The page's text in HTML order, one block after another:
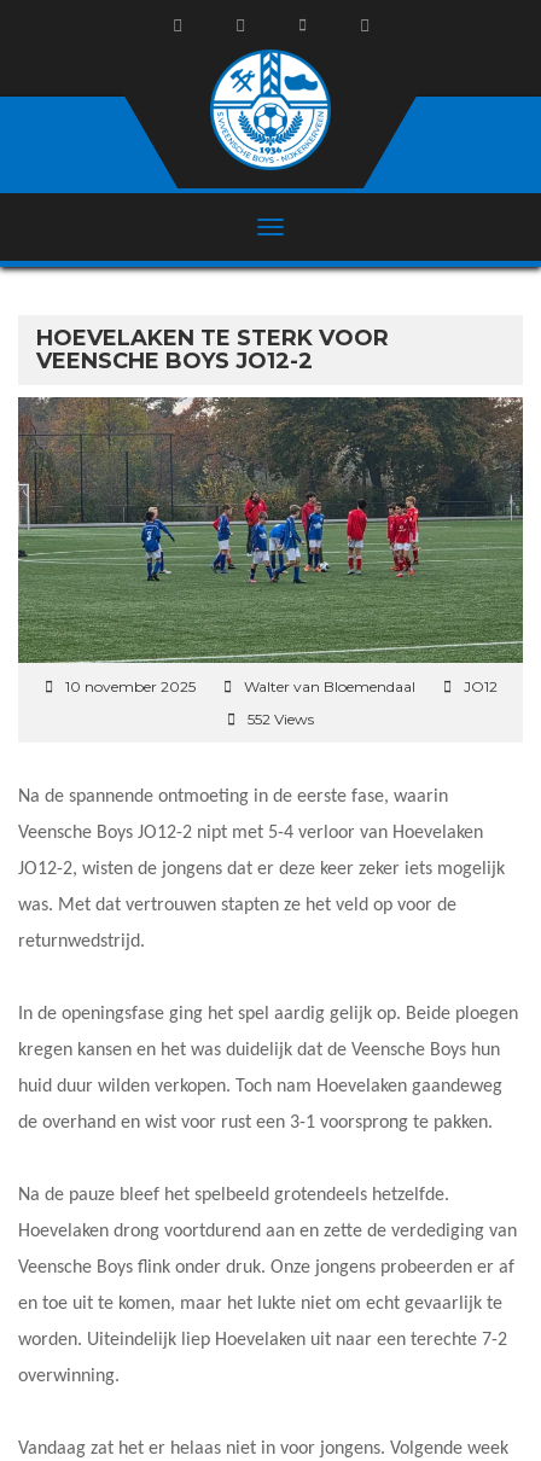
HOEVELAKEN TE STERK VOOR
VEENSCHE BOYS JO12-2
10 november 2025 Walter van Bloemendaal
JO12
552 Views
Na de spannende ontmoeting in de eerste fase, waarin
Veensche Boys JO12-2 nipt met 5-4 verloor van Hoevelaken
JO12-2, wisten de jongens dat er deze keer zeker iets mogelijk
was. Met dat vertrouwen stapten ze het veld op voor de
returnwedstrijd.
In de openingsfase ging het spel aardig gelijk op. Beide ploegen
kregen kansen en het was duidelijk dat de Veensche Boys hun
huid duur wilden verkopen. Toch nam Hoevelaken gaandeweg
de overhand en wist voor rust een 3-1 voorsprong te pakken.
Na de pauze bleef het spelbeeld grotendeels hetzelfde.
Hoevelaken drong voortdurend aan en zette de verdediging van
Veensche Boys flink onder druk. Onze jongens probeerden er af
en toe uit te komen, maar het lukte niet om echt gevaarlijk te
worden. Uiteindelijk liep Hoevelaken uit naar een terechte 7-2
overwinning.
Vandaag zat het er helaas niet in voor jongens. Volgende week